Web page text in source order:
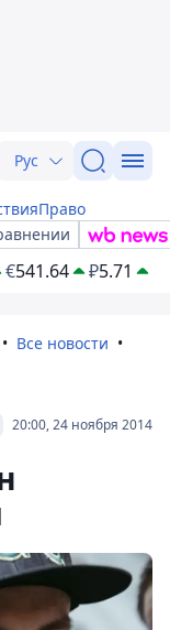
Рус
Право
€541.64 ₽5.71
Все новости
20:00, 24 ноября 2014